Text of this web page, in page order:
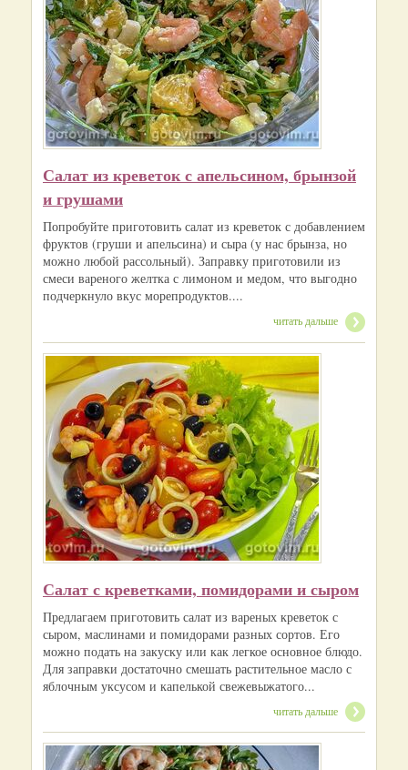
Салат из креветок с апельсином, брынзой
и грушами
Попробуйте приготовить салат из креветок с добавлением
фруктов (груши и апельсина) и сыра (у нас брынза, но
можно любой рассольный). Заправку приготовили из
смеси вареного желтка с лимоном и медом, что выгодно
подчеркнуло вкус морепродуктов....
читать дальше
Салат с креветками, помидорами и сыром
Предлагаем приготовить салат из вареных креветок с
сыром, маслинами и помидорами разных сортов. Его
можно подать на закуску или как легкое основное блюдо.
Для заправки достаточно смешать растительное масло с
яблочным уксусом и капелькой свежевыжатого...
читать дальше